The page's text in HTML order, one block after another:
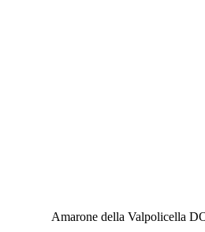
Amarone della Valpolicella